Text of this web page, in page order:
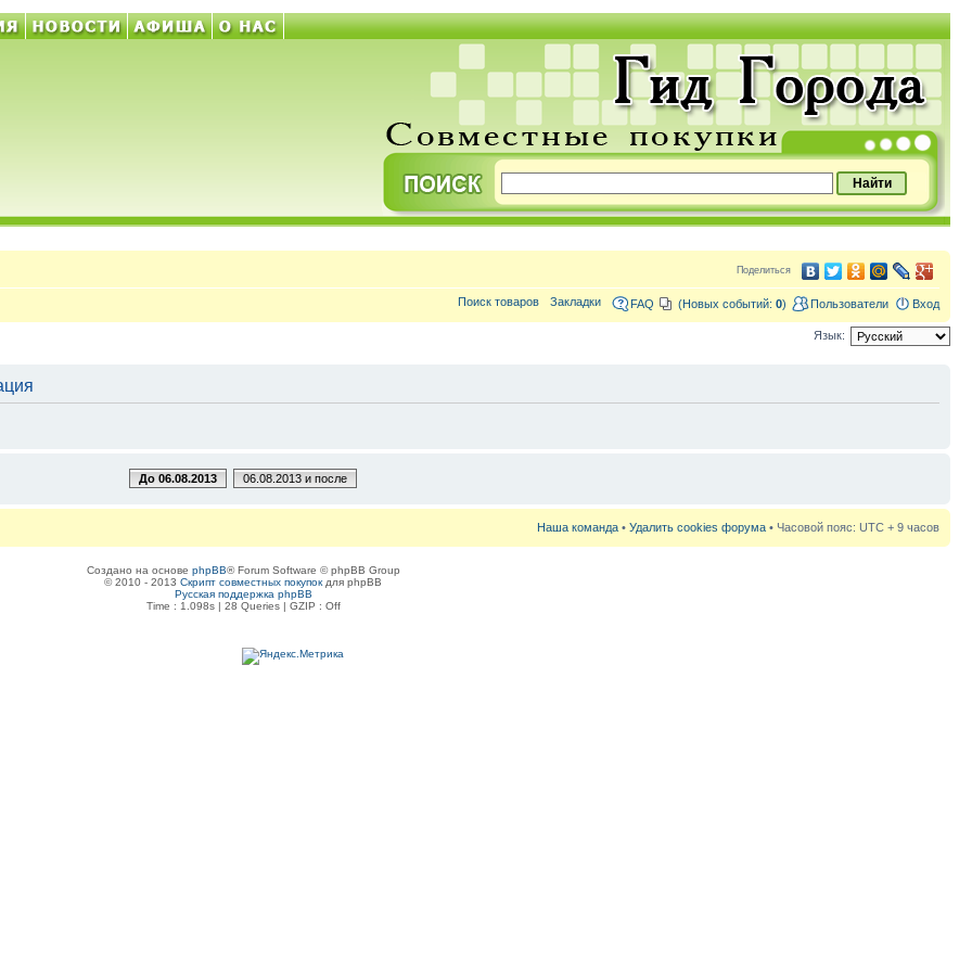
Поделиться
FAQ (Новых событий: 0) Пользователи Вход
Поиск товаров Закладки
Язык:
До 06.08.2013 06.08.2013 и после
Наша команда • Удалить cookies форума • Часовой пояс: UTC + 9 часов
Создано на основе phpBB® Forum Software © phpBB Group
© 2010 - 2013 Скрипт совместных покупок для phpBB
Русская поддержка phpBB
Time : 1.098s | 28 Queries | GZIP : Off